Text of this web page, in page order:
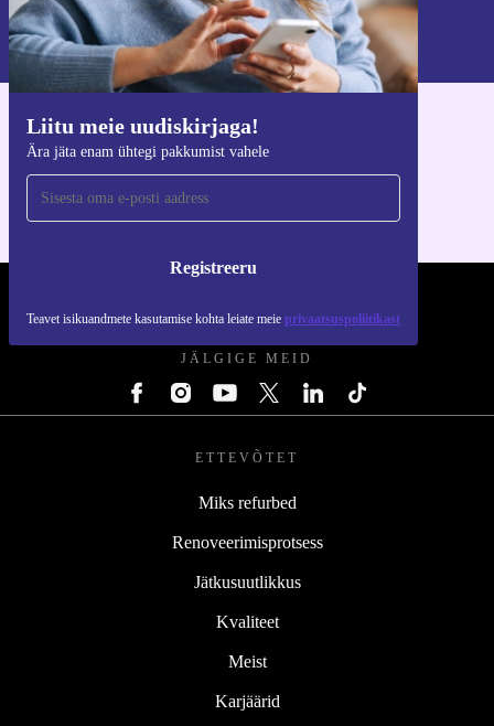
Liitu meie uudiskirjaga!
Ära jäta enam ühtegi pakkumist vahele
Registreeru
Teavet isikuandmete kasutamise kohta leiate meie privaatsuspoliitikast
Teavet isikuandmete kasutamise kohta leiate meie
privaatsuspoliitikast.
Hangi refurbed rakendus
iOS-i ja Androidi jaoks
JÄLGIGE MEID
ETTEVÕTET
Miks refurbed
Renoveerimisprotsess
Jätkusuutlikkus
Kvaliteet
Meist
Karjäärid